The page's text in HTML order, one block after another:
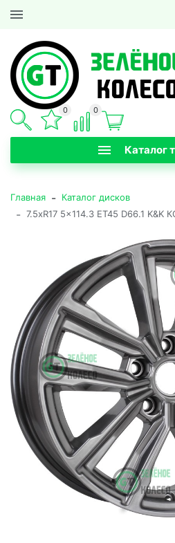
Каталог
0 0
Главная - Каталог дисков
- 7.5xR17 5x114.3 ET45 D66.1